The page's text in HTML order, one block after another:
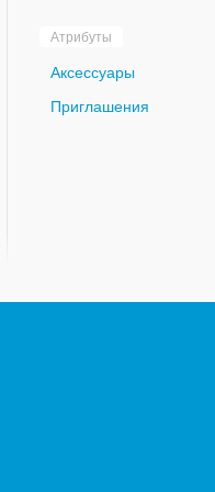
Атрибуты
Аксессуары
Приглашения